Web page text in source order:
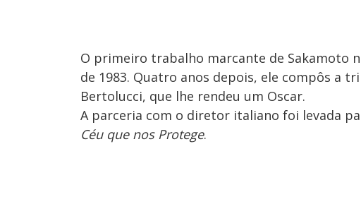
O primeiro trabalho marcante de Sakamoto
de 1983. Quatro anos depois, ele compôs a
Bertolucci, que lhe rendeu um Oscar.
A parceria com o diretor italiano foi levada
Céu que nos Protege.